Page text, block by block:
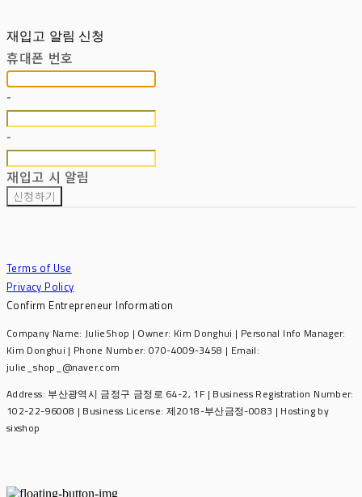
재입고 알림 신청
휴대폰 번호
-
-
재입고 시 알림
신청하기
Terms of Use
Privacy Policy
Confirm Entrepreneur Information
Company Name: JulieShop | Owner: Kim Donghui | Personal Info Manager:
Kim Donghui | Phone Number: 070-4009-3458 | Email:
julie_shop_@naver.com
Address: 부산광역시 금정구 금정로 64-2, 1F | Business Registration Number:
102-22-96008 | Business License: 제2018-부산금정-0083 | Hosting by
sixshop